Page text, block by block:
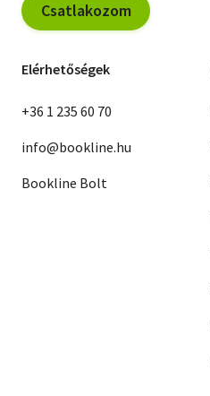
Csatlakozom
Elérhetőségek
+36 1 235 60 70
info@bookline.hu
Bookline Bolt